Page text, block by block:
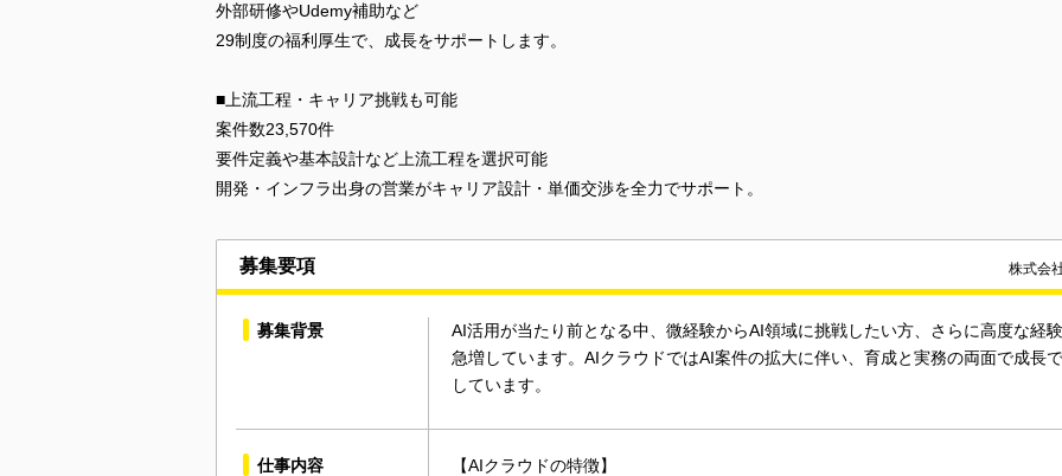
外部研修やUdemy補助など
29制度の福利厚生で、成長をサポートします。
■上流工程・キャリア挑戦も可能
案件数23,570件
要件定義や基本設計など上流工程を選択可能
開発・インフラ出身の営業がキャリア設計・単価交渉を全力でサポート。
募集要項 株式会
募集背景
AI活用が当たり前となる中、微経験からAI領域に挑戦したい方、さらに高度な経
急増しています。AIクラウドではAI案件の拡大に伴い、育成と実務の両面で成長
しています。
仕事内容
【AIクラウドの特徴】